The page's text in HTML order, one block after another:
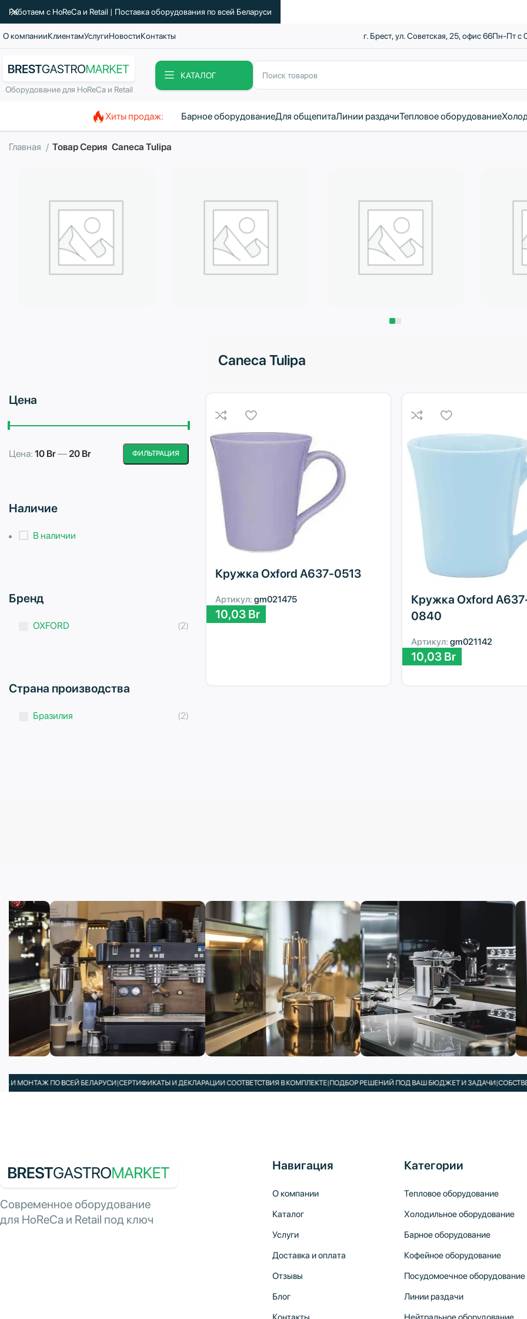
О компанииКлиентамУслугиНовостиКонтакты г. Брест, ул. Советская, 25, офис 66Пн-Пт с
Оборудование для HoReCa и Retail
КАТАЛОГ
Хиты продаж: Барное оборудованиеДля общепитаЛинии раздачиТепловое оборудование
Главная Товар Серия Caneca Tulipa
Цена
Минимальная
Максимальная
ФИЛЬТРАЦИЯ
Цена: 10 Br—20 Br
Наличие
В наличии
Бренд
OXFORD (2)
Страна производства
Бразилия (2)
Caneca Tulipa
Кружка Oxford A637-0513
Артикул: gm021475
10,03 Br
Кружка Oxford
0840
Артикул: gm021142
10,03 Br
ПО ВСЕЙ БЕЛАРУСИ|СЕРТИФИКАТЫ И ДЕКЛАРАЦИИ СООТВЕТСТВИЯ В КОМПЛЕКТЕ|ПОДБОР РЕШЕНИЙ ПОД ВАШ БЮДЖЕТ И ЗАДАЧИ|
Современное оборудование
для HoReCa и Retail под ключ
Навигация
О компании
Каталог
Услуги
Доставка и оплата
Отзывы
Блог
Категории
Тепловое оборудование
Холодильное оборудование
Барное оборудование
Кофейное оборудование
Посудомоечное оборудование
Линии раздачи
Работаем с HoReCa и Retail | Поставка оборудования по всей Беларуси